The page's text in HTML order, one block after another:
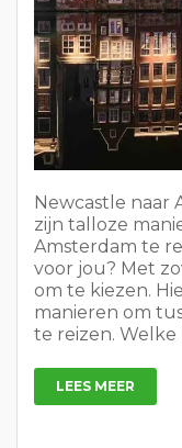
Newcastle naar
zijn talloze
Amsterdam te
voor jou? Met
om te kiezen.
manieren om
te reizen. Welke
LEES MEER